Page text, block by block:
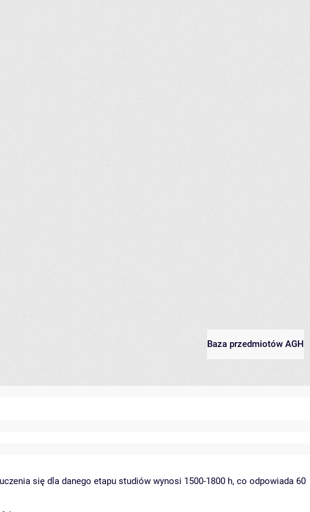
Baza przedmiotów AGH
się dla danego etapu studiów wynosi 1500-1800 h, co odpowiada 60